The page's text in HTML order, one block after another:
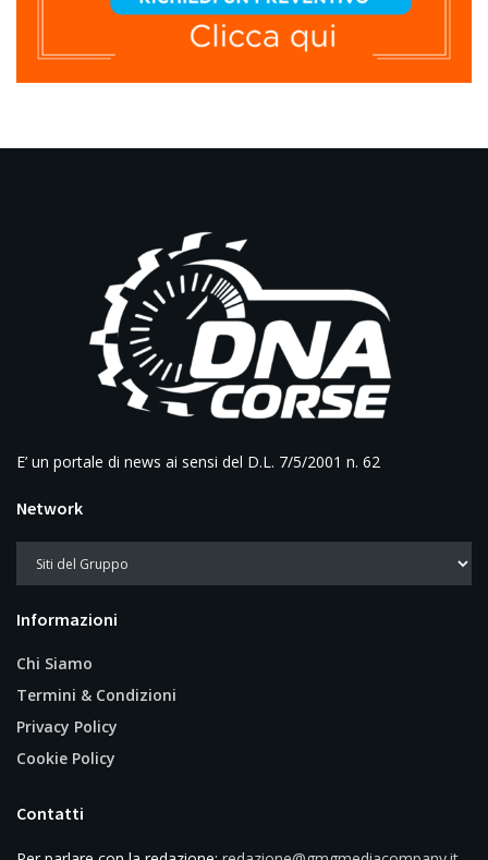
E’ un portale di news ai sensi del D.L. 7/5/2001 n. 62
Network
Informazioni
Chi Siamo
Termini & Condizioni
Privacy Policy
Cookie Policy
Contatti